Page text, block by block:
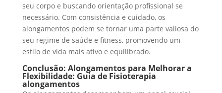
seu corpo e buscando orientação profissional se
necessário. Com consistência e cuidado, os
alongamentos podem se tornar uma parte valiosa do
seu regime de saúde e fitness, promovendo um
estilo de vida mais ativo e equilibrado.
Conclusão: Alongamentos para Melhorar a
Flexibilidade: Guia de Fisioterapia
alongamentos